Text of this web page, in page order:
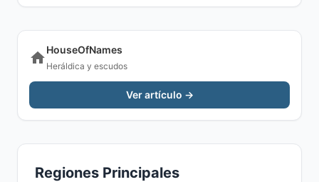
HouseOfNames
Heráldica y escudos
Ver artículo →
Regiones Principales